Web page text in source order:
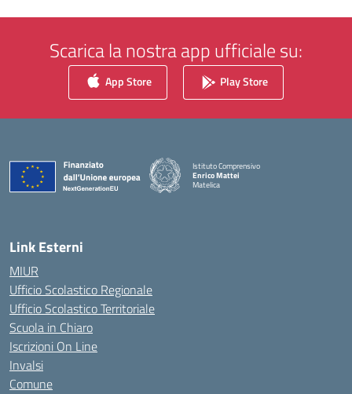
Scarica la nostra app ufficiale su:
App Store Play Store
Istituto Comprensivo
Enrico Mattei
Matelica
Link Esterni
MIUR
Ufficio Scolastico Regionale
Ufficio Scolastico Territoriale
Scuola in Chiaro
Iscrizioni On Line
Invalsi
Comune